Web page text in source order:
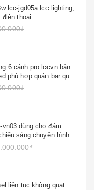
lcc-jgd05a lcc lighting,
điện thoại
6 cánh pro lccvn bản
phù hợp quán bar quán
đình
dùng cho đám
sáng chuyền hình
liên tục không quạt